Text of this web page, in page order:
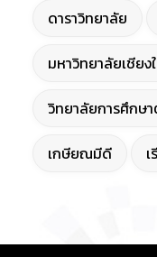
ดาราวิทยาลัย
มหาวิทยาลัยเชียง
วิทยาลัยการศึกษ
เกษียณมีดี